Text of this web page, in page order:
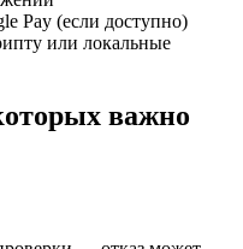
Pay (если доступно)
или локальные
важно